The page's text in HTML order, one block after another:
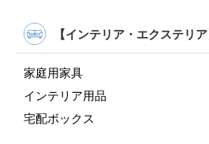
【インテリア・エクステリア
家庭用家具
インテリア用品
宅配ボックス